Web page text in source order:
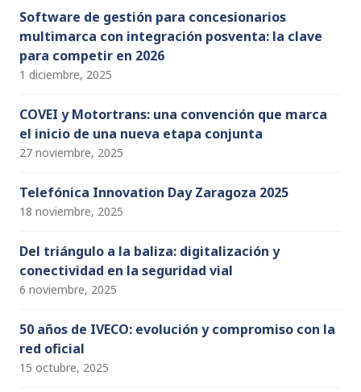
Software de gestión para concesionarios
multimarca con integración posventa: la clave
para competir en 2026
1 diciembre, 2025
COVEI y Motortrans: una convención que marca
el inicio de una nueva etapa conjunta
27 noviembre, 2025
Telefónica Innovation Day Zaragoza 2025
18 noviembre, 2025
Del triángulo a la baliza: digitalización y
conectividad en la seguridad vial
6 noviembre, 2025
50 años de IVECO: evolución y compromiso con la
red oficial
15 octubre, 2025